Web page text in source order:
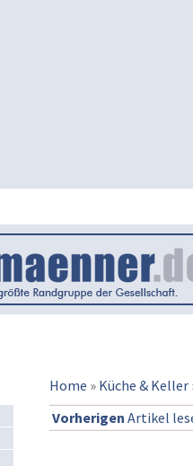
Home » Küche & Keller
Vorherigen Artikel